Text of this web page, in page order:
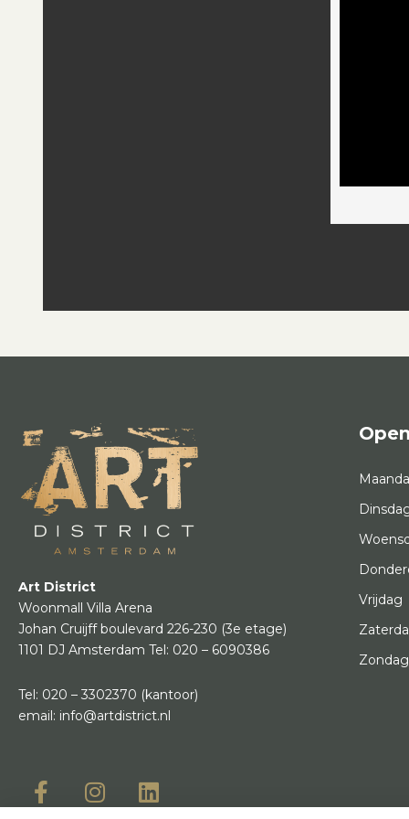
Art District
Woonmall Villa Arena
Johan Cruijff boulevard 226-230 (3e etage)
1101 DJ Amsterdam Tel: 020 – 6090386
Tel: 020 – 3302370 (kantoor)
email: info@artdistrict.nl
Vrijdag
Zondag